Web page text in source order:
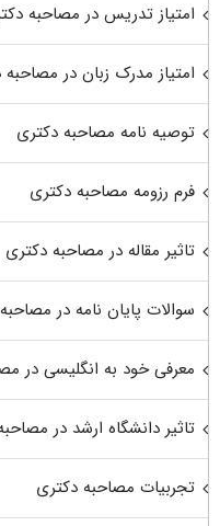
امتیاز تدریس در مصاحبه
امتیاز مدرک زبان در
توصیه نامه مصاحبه دکتری
فرم رزومه مصاحبه دکتری
تاثیر مقاله در مصاحبه دکتری
سوالات پایان نامه در
معرفی خود به انگلیسی در
تاثیر دانشگاه ارشد در
تجربیات مصاحبه دکتری